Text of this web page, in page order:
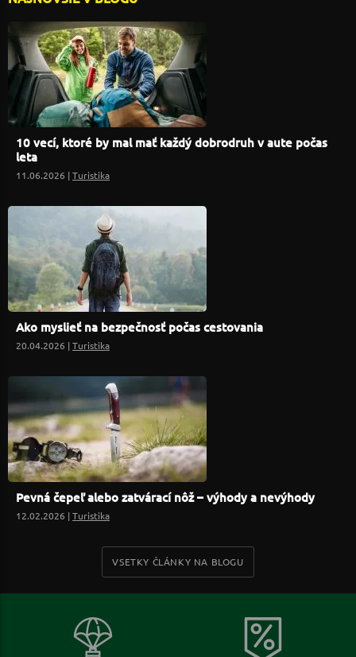
10 vecí, ktoré by mal mať každý dobrodruh v aute počas
leta
11.06.2026 |Turistika
Ako myslieť na bezpečnosť počas cestovania
20.04.2026 |Turistika
Pevná čepeľ alebo zatvárací nôž – výhody a nevýhody
12.02.2026 |Turistika
VSETKY ČLÁNKY NA BLOGU